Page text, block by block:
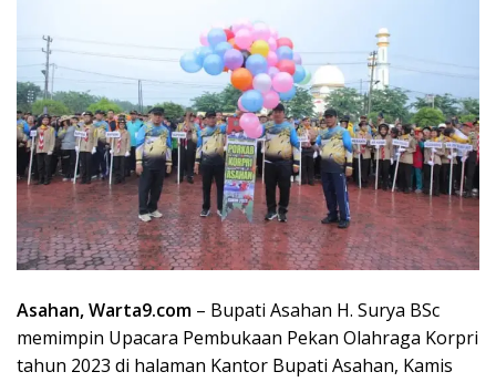
Asahan, Warta9.com – Bupati Asahan H. Surya BSc
memimpin Upacara Pembukaan Pekan Olahraga Korpri
tahun 2023 di halaman Kantor Bupati Asahan, Kamis